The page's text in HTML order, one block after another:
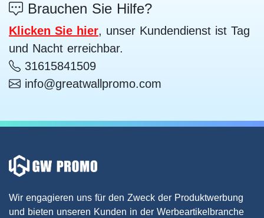
Brauchen Sie Hilfe?
Klicken Sie hier, unser Kundendienst ist Tag
und Nacht erreichbar.
31615841509
info@greatwallpromo.com
Wir engagieren uns für den Zweck der Produktwerbung
und bieten unseren Kunden in der Werbeartikelbranche